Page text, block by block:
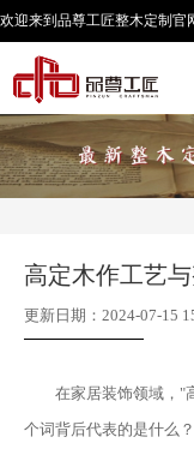
欢迎来到品尊工匠整木定制 官
高定木作工艺
更新日期：2024-07-15
在家居装饰领域，"
个词背后代表的是什么